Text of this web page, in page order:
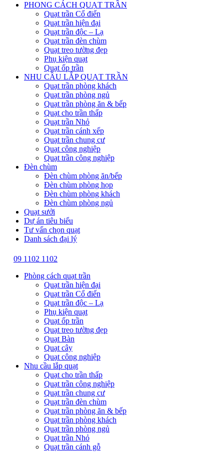
PHONG CÁCH QUẠT TRẦN
Quạt trần Cổ điển
Quạt trần hiện đại
Quạt trần độc – Lạ
Quạt trần đèn chùm
Quạt treo tường đẹp
Phụ kiện quạt
Quạt ốp trần
NHU CẦU LẮP QUẠT TRẦN
Quạt trần phòng khách
Quạt trần phòng ngủ
Quạt trần phòng ăn & bếp
Quạt cho trần thấp
Quạt trần Nhỏ
Quạt trần cánh xếp
Quạt trần chung cư
Quạt công nghiệp
Quạt trần công nghiệp
Đèn chùm
Đèn chùm phòng ăn/bếp
Đèn chùm phòng họp
Đèn chùm phòng khách
Đèn chùm phòng ngủ
Quạt sưởi
Dự án tiêu biểu
Tư vấn chọn quạt
Danh sách đại lý
09 1102 1102
Phòng cách quạt trần
Quạt trần hiện đại
Quạt trần Cổ điển
Quạt trần độc – Lạ
Phụ kiện quạt
Quạt ốp trần
Quạt treo tường đẹp
Quạt Bàn
Quạt cây
Quạt công nghiệp
Nhu cầu lắp quạt
Quạt cho trần thấp
Quạt trần công nghiệp
Quạt trần chung cư
Quạt trần đèn chùm
Quạt trần phòng ăn & bếp
Quạt trần phòng khách
Quạt trần phòng ngủ
Quạt trần Nhỏ
Quạt trần cánh gỗ